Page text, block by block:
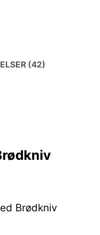
(42)
Brødkniv